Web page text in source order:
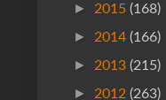
► 2015 (168)
► 2014 (166)
► 2013 (215)
► 2012 (263)